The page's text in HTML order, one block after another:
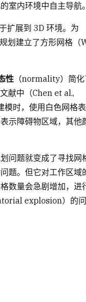
室内环境中自主导航
扩展到 3D 环境。为
划建立了方形网格（
性 （normality）简
献中（Chen et al.,
时，使用白色网格
示障碍物区域，其他
问题就变成了寻找网
题。但它对工作区域
数量会急剧增加，进
explosion）的问